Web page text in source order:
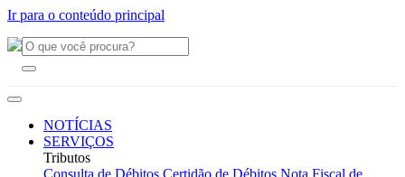
Ir para o conteúdo principal
NOTÍCIAS
SERVIÇOS
Tributos
Consulta de Débitos Certidão de Débitos Nota Fiscal de